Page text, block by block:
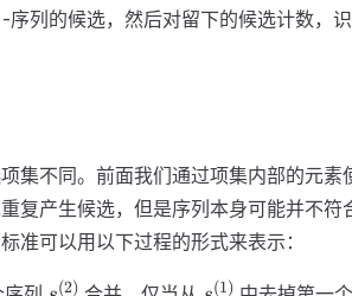
序列的候选，然后对留下的候选计数，
集不同。前面我们通过项集内部的元素
复产生候选，但是序列本身可能并不符
准可以用以下过程的形式来表示：
s^{(
(2)
s^{(
(1)